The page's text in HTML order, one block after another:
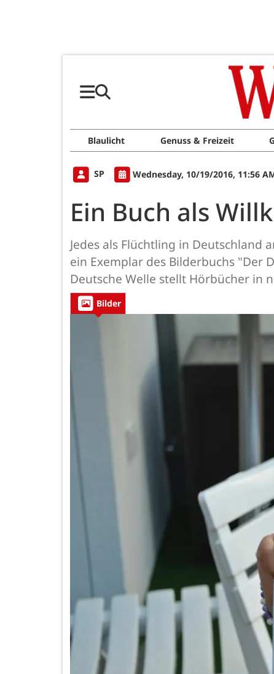
Blaulicht Genuss & Freizeit
SP Wednesday, 10/19/2016, 11:56
Ein Buch als
Jedes als Flüchtling in
ein Exemplar des Bilderbuchs "Der
Deutsche Welle stellt Hörbücher in
Bilder